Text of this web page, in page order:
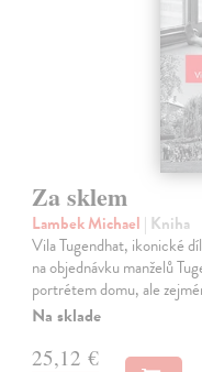
Za sklem
Lambek Michael | Kniha
Vila Tugendhat, ikonické
na objednávku manželů
portrétem domu, ale
Na sklade
25,12 €